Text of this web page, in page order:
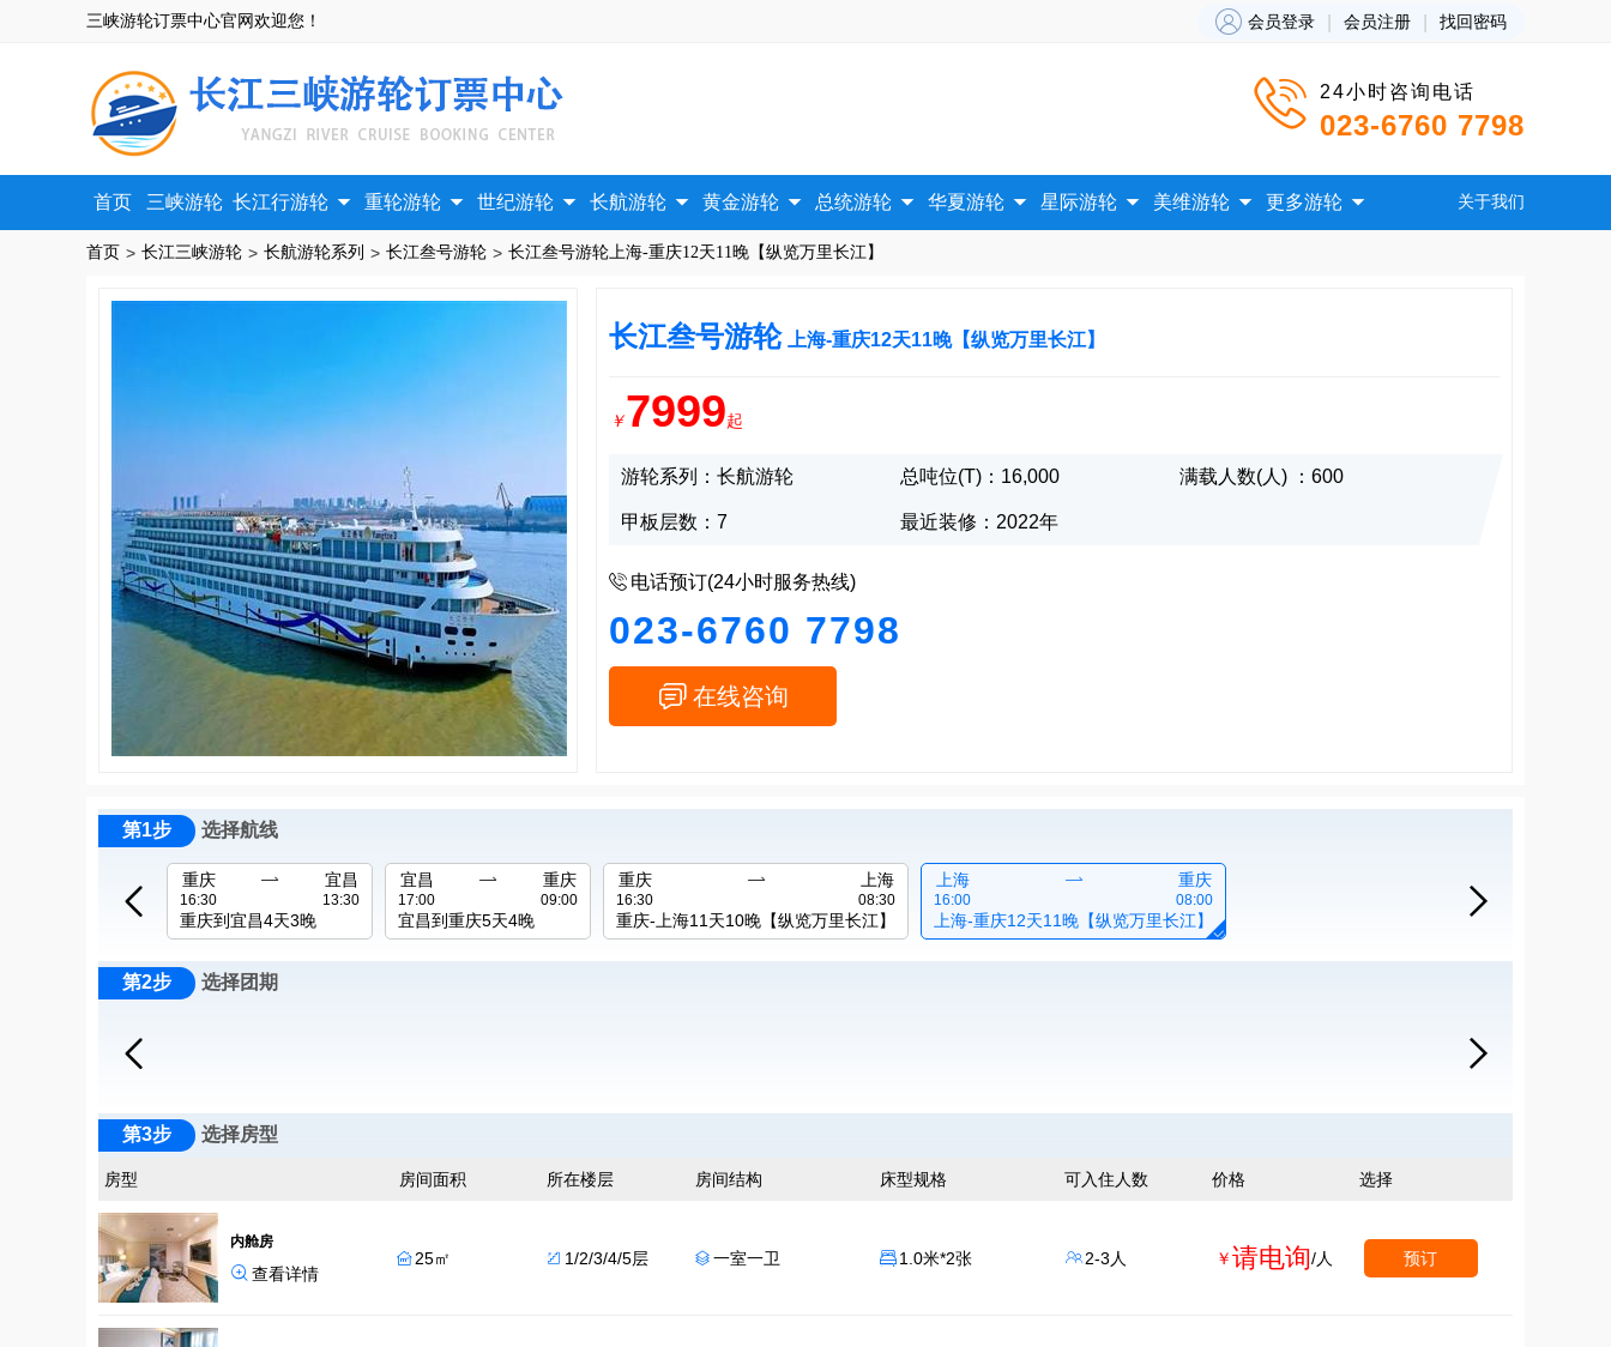
三峡游轮订票中心官网欢迎您！  会员登录 会员注册 找回密码
 24小时咨询电话
023-6760 7798
首页 三峡游轮 长江行游轮  重轮游轮  世纪游轮  长航游轮  黄金游轮  总统游轮  华夏游轮  星际游轮  美维游轮  更多游轮  关于我们
首页 > 长江三峡游轮 > 长航游轮系列 > 长江叁号游轮 > 长江叁号游轮上海-重庆12天11晚【纵览万里长江】
长江叁号游轮 上海-重庆12天11晚【纵览万里长江】
￥7999起
游轮系列：长航游轮 总吨位(T)：16,000 满载人数(人) ：600
甲板层数：7 最近装修：2022年
 电话预订(24小时服务热线)
023-6760 7798
 在线咨询
第1步 选择航线

重庆
16:30
 宜昌
13:30
重庆到宜昌4天3晚
宜昌
17:00
 重庆
09:00
宜昌到重庆5天4晚
重庆
16:30
 上海
08:30
重庆-上海11天10晚【纵览万里长江】
上海
16:00
 重庆
08:00
上海-重庆12天11晚【纵览万里长江】 

第2步 选择团期
 
第3步 选择房型
房型 房间面积 所在楼层 房间结构 床型规格 可入住人数 价格 选择
内舱房
 查看详情
 25㎡  1/2/3/4/5层  一室一卫  1.0米*2张  2-3人 ￥请电询/人 预订